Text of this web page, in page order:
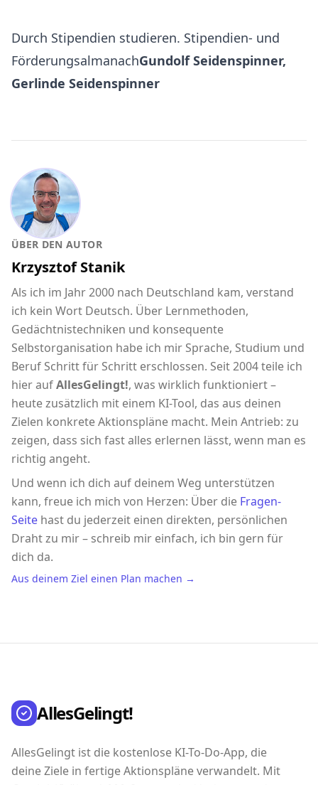
Durch Stipendien studieren. Stipendien- und
FörderungsalmanachGundolf Seidenspinner,
Gerlinde Seidenspinner
ÜBER DEN AUTOR
Krzysztof Stanik
Als ich im Jahr 2000 nach Deutschland kam, verstand
ich kein Wort Deutsch. Über Lernmethoden,
Gedächtnistechniken und konsequente
Selbstorganisation habe ich mir Sprache, Studium und
Beruf Schritt für Schritt erschlossen. Seit 2004 teile ich
hier aufAllesGelingt!, was wirklich funktioniert –
heute zusätzlich mit einem KI-Tool, das aus deinen
Zielen konkrete Aktionspläne macht. Mein Antrieb: zu
zeigen, dass sich fast alles erlernen lässt, wenn man es
richtig angeht.
Und wenn ich dich auf deinem Weg unterstützen
kann, freue ich mich von Herzen: Über die Fragen-
Seite hast du jederzeit einen direkten, persönlichen
Draht zu mir – schreib mir einfach, ich bin gern für
dich da.
Aus deinem Ziel einen Plan machen →
AllesGelingt!
AllesGelingt ist die kostenlose KI-To-Do-App, die
deine Ziele in fertige Aktionspläne verwandelt. Mit